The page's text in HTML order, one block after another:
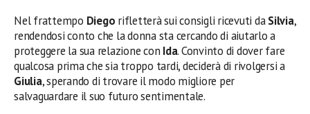
Nel frattempo Diego rifletterà sui consigli ricevuti daSilvia,
rendendosi conto che la donna sta cercando di aiutarlo a
proteggere la sua relazione con Ida. Convinto di dover fare
qualcosa prima che sia troppo tardi, deciderà di rivolgersi a
Giulia, sperando di trovare il modo migliore per
salvaguardare il suo futuro sentimentale.